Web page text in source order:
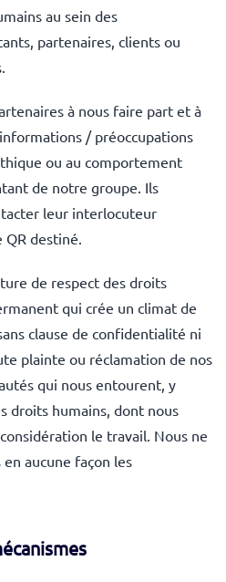
au sein des
partenaires, clients ou
à nous faire part et à
/ préoccupations
ou au comportement
de notre groupe. Ils
leur interlocuteur
destiné.
de respect des droits
qui crée un climat de
clause de confidentialité ni
plainte ou réclamation de nos
qui nous entourent, y
droits humains, dont nous
le travail. Nous ne
aucune façon les